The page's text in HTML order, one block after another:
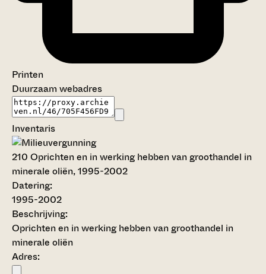
Printen
Duurzaam webadres
Inventaris
210 Oprichten en in werking hebben van groothandel in
minerale oliën, 1995-2002
Datering:
1995-2002
Beschrijving:
Oprichten en in werking hebben van groothandel in
minerale oliën
Adres: